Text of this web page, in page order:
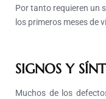
Por tanto requieren un
los primeros meses de
SIGNOS Y
Muchos de los